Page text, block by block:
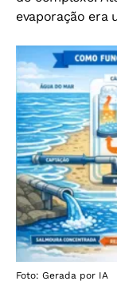
evaporação era
Foto: Gerada por IA